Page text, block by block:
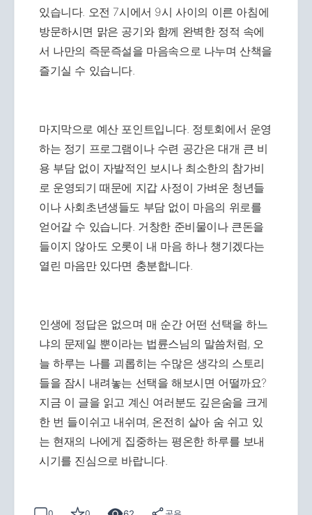
있습니다. 오전 7시에서 9시 사이의 이른 아침에
방문하시면 맑은 공기와 함께 완벽한 정적 속에
서 나만의 즉문즉설을 마음속으로 나누며 산책을
즐기실 수 있습니다.
마지막으로 예산 포인트입니다. 정토회에서 운영
하는 정기 프로그램이나 수련 공간은 대개 큰 비
용 부담 없이 자발적인 보시나 최소한의 참가비
로 운영되기 때문에 지갑 사정이 가벼운 청년들
이나 사회초년생들도 부담 없이 마음의 위로를
얻어갈 수 있습니다. 거창한 준비물이나 큰돈을
들이지 않아도 오롯이 내 마음 하나 챙기겠다는
열린 마음만 있다면 충분합니다.
인생에 정답은 없으며 매 순간 어떤 선택을 하느
냐의 문제일 뿐이라는 법륜스님의 말씀처럼, 오
늘 하루는 나를 괴롭히는 수많은 생각의 스토리
들을 잠시 내려놓는 선택을 해보시면 어떨까요?
지금 이 글을 읽고 계신 여러분도 깊은숨을 크게
한 번 들이쉬고 내쉬며, 온전히 살아 숨 쉬고 있
는 현재의 나에게 집중하는 평온한 하루를 보내
시기를 진심으로 바랍니다.